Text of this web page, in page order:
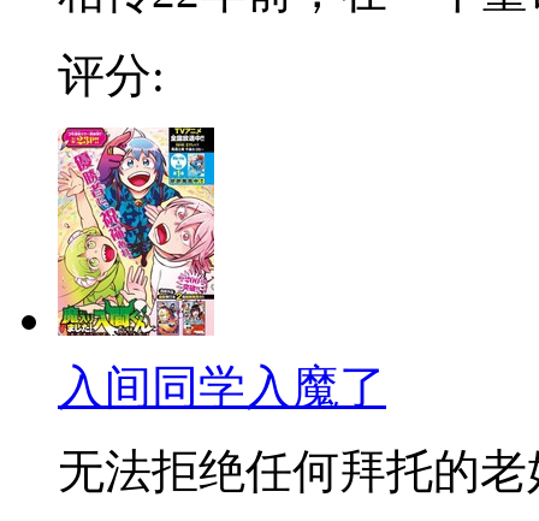
评分:
入间同学入魔了
无法拒绝任何拜托的老